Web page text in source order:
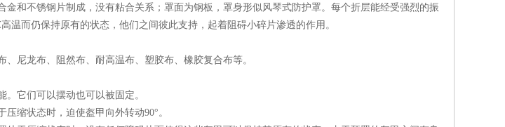
金和不锈钢片制成，没有粘合关系；罩面为钢板，罩身形似风琴式防护罩。每个折层能经受强烈的振
温而仍保持原有的状态，他们之间彼此支持，起着阻碍小碎片渗透的作用。
、尼龙布、阻然布、耐高温布、塑胶布、橡胶复合布等。
它们可以摆动也可以被固定。
缩状态时，迫使盔甲向外转动90°。